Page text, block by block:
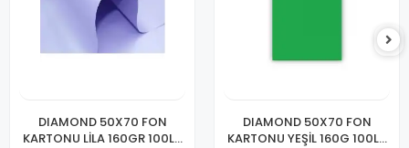
DIAMOND 50X70 FON
KARTONU LİLA 160GR 100LÜ
DIAMOND 50X70 FON
KARTONU YEŞİL 160G 100LÜ